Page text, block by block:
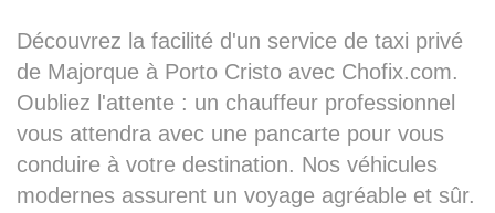
Découvrez la facilité d'un service de taxi privé
de Majorque à Porto Cristo avec Chofix.com.
Oubliez l'attente : un chauffeur professionnel
vous attendra avec une pancarte pour vous
conduire à votre destination. Nos véhicules
modernes assurent un voyage agréable et sûr.